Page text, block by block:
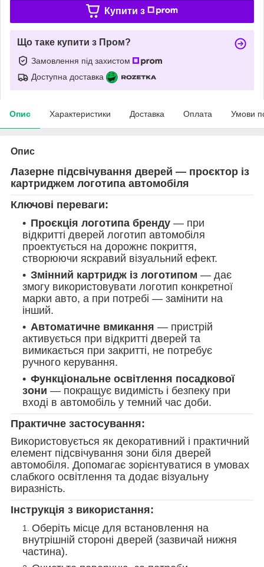
Купити з
Що таке купити з Пром?
Замовлення під захистом
Доступна доставка
Опис Характеристики Доставка Оплата Умови
Опис
Лазерне підсвічування дверей — проєктор із
картриджем логотипа автомобіля
Ключові переваги:
Проєкція логотипа бренду — при
відкритті дверей логотип автомобіля
проектується на дорожнє покриття,
створюючи яскравий візуальний ефект.
Змінний картридж із логотипом — дає
змогу використовувати логотип конкретної
марки авто, а при потребі — замінити на
інший.
Автоматичне вмикання — пристрій
активується при відкритті дверей та
вимикається при закритті, не потребує
ручного керування.
Функціональне освітлення посадкової
зони — покращує видимість і безпеку при
вході в автомобіль у темний час доби.
Практичне застосування:
Використовується як декоративний і практичний
елемент підсвічування зони біля дверей
автомобіля. Допомагає зорієнтуватися в умовах
слабкого освітлення та додає візуальну
виразність.
Інструкція з використання:
Оберіть місце для встановлення на
внутрішній стороні дверей (зазвичай нижня
частина).